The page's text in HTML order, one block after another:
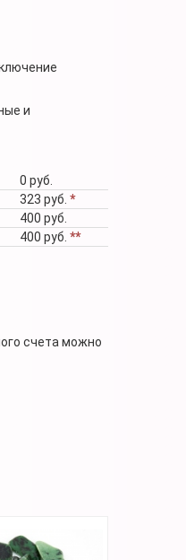
и
0 руб.
323 руб. *
400 руб.
400 руб. **
счета можно